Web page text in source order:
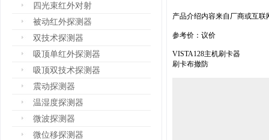
四光束红外对射
被动红外探测器
双技术探测器
吸顶单红外探测器
吸顶双技术探测器
震动探测器
温湿度探测器
微波探测器
微位移探测器
产品介绍内容来自厂商或互
参考价：议价
VISTA128主机刷卡器
刷卡布撤防